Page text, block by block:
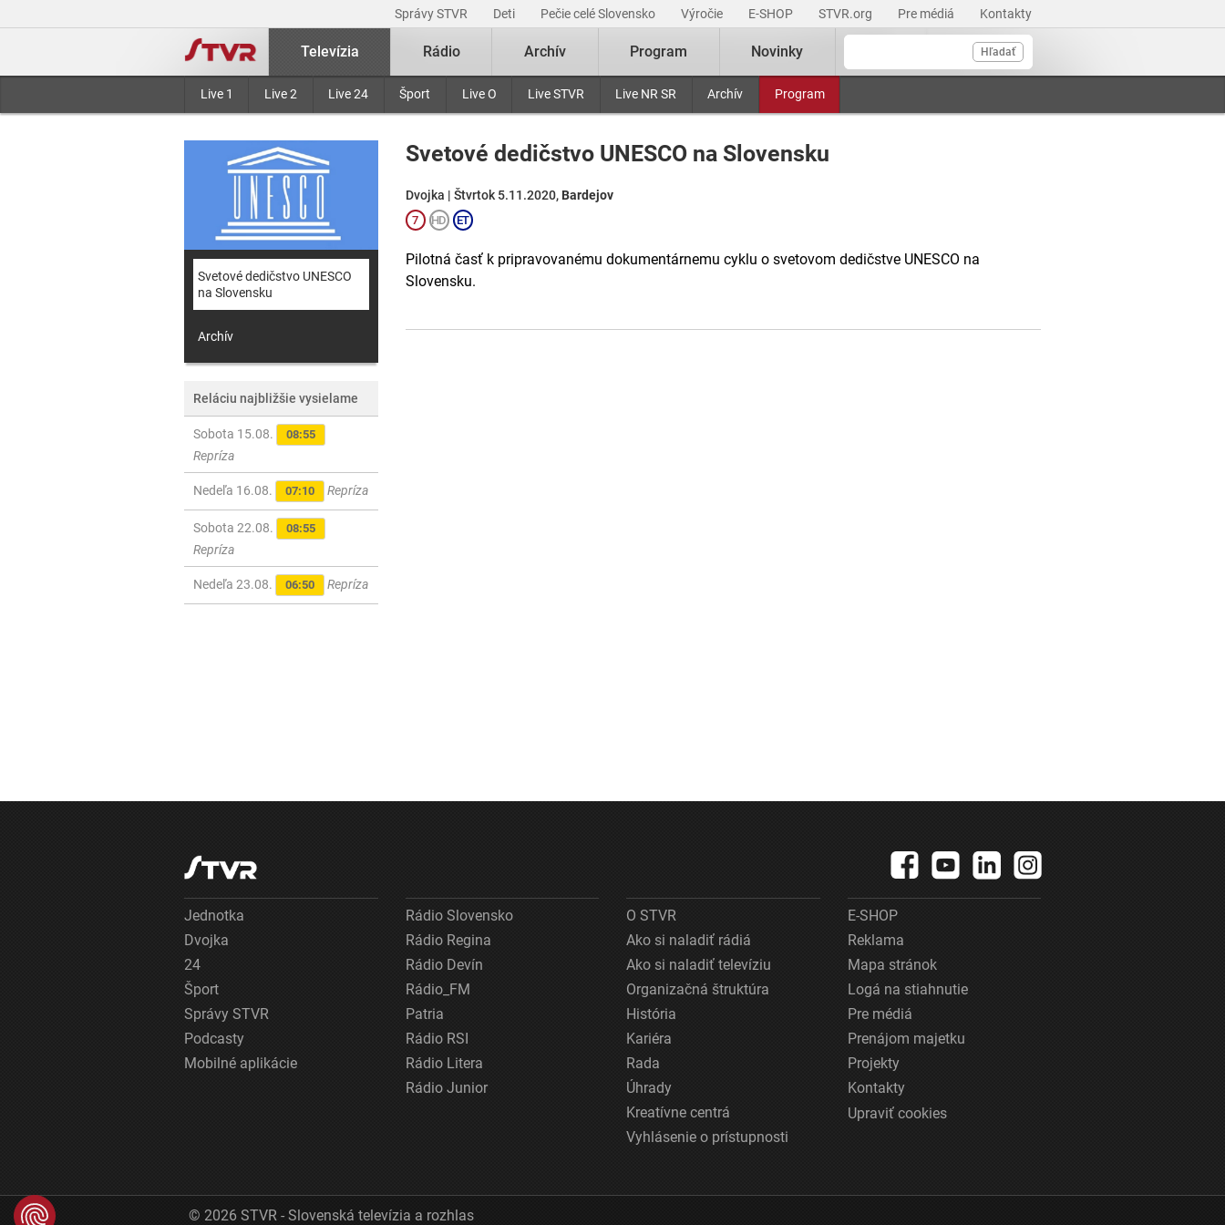
Správy STVR Deti Pečie celé Slovensko Výročie E-SHOP STVR.org Pre médiá Kontakty
Hľadať
Televízia
Live 1 Live 2 Live 24 Šport Live O Live STVR Live NR SR Archív Program
Rádio Archív Program Novinky
Svetové dedičstvo UNESCO
na Slovensku
Archív
Reláciu najbližšie vysielame
Sobota 15.08. 08:55
Repríza
Nedeľa 16.08. 07:10 Repríza
Sobota 22.08. 08:55
Repríza
Nedeľa 23.08. 06:50 Repríza
Svetové dedičstvo UNESCO na Slovensku
Dvojka | Štvrtok 5.11.2020, Bardejov
Pilotná časť k pripravovanému dokumentárnemu cyklu o svetovom dedičstve UNESCO na
Slovensku.
Jednotka
Dvojka
24
Šport
Správy STVR
Podcasty
Mobilné aplikácie
Rádio Slovensko
Rádio Regina
Rádio Devín
Rádio_FM
Patria
Rádio RSI
Rádio Litera
Rádio Junior
O STVR
Ako si naladiť rádiá
Ako si naladiť televíziu
Organizačná štruktúra
História
Kariéra
Rada
Úhrady
Kreatívne centrá
Vyhlásenie o prístupnosti
E-SHOP
Reklama
Mapa stránok
Logá na stiahnutie
Pre médiá
Prenájom majetku
Projekty
Kontakty
Upraviť cookies
© 2026 STVR - Slovenská televízia a rozhlas